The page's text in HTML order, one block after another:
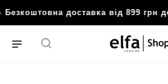
доставка від 899 грн до